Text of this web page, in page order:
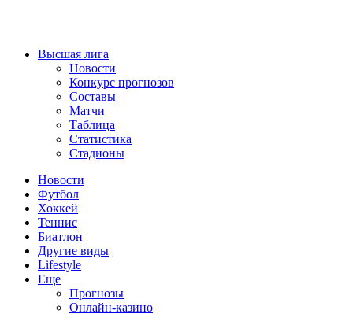
Высшая лига
Новости
Конкурс прогнозов
Составы
Матчи
Таблица
Статистика
Стадионы
Новости
Футбол
Хоккей
Теннис
Биатлон
Другие виды
Lifestyle
Еще
Прогнозы
Онлайн-казино